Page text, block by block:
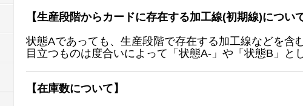
【生産段階からカードに存在する加工線(初期線)について
状態Aであっても、生産段階で存在する加工線などを含
目立つものは度合いによって「状態A-」や「状態B」と
【在庫数について】